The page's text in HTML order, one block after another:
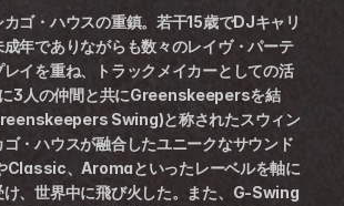
ゴ・ハウスの重鎮。若干15歳でDJキャリ
年でありながらも数々のレイヴ・パーテ
レイを重ね、トラックメイカーとしての活
3人の仲間と共にGreenskeepersを結
Swing)と称されたスウィン
・ハウスが融合したユニークなサウンド
Classic、Aromaといったレーベルを軸に
け、世界中に飛び火した。また、G-Swing